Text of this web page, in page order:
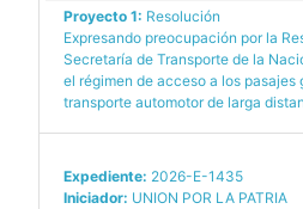
Proyecto 1: Resolución
Expresando preocupación por la
Secretaría de Transporte de la
el régimen de acceso a los pasajes
transporte automotor de larga
Expediente: 2026-E-1435
Iniciador: UNION POR LA PATRIA